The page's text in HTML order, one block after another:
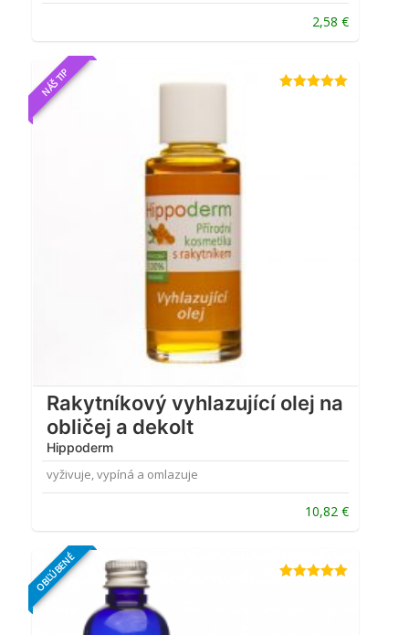
2,58 €
NÁŠ TIP
Rakytníkový vyhlazující olej na
obličej a dekolt
Hippoderm
vyživuje, vypíná a omlazuje
10,82 €
OBĽÚBENÉ